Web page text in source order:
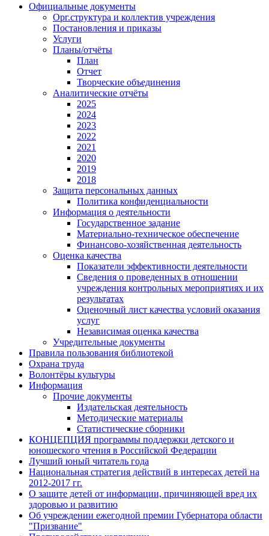
Официальные документы
Орг.структура и коллектив учреждения
Постановления и приказы
Услуги
Планы/отчёты
План
Отчет
Творческие объединения
Аналитические отчёты
2025
2024
2023
2022
2021
2020
2019
2018
Защита персональных данных
Политика конфиденциальности
Информация о деятельности
Государственное задание
Материально-техническое обеспечение
Финансово-хозяйственная деятельность
Оценка качества
Показатели эффективности деятельности
Сведения о проведенных в отношении
учреждения контрольных мероприятиях и их
результатах
Оценочный лист качества условий оказания
услуг
Независимая оценка качества
Учредительные документы
Правила пользования библиотекой
Охрана труда
Волонтёры культуры
Информация
Прочие документы
Издательская деятельность
Методические материалы
Статистические сборники
КОНЦЕПЦИЯ программы поддержки детского и
юношеского чтения в Российской Федерации
Лучший юный читатель года
Национальная стратегия действий в интересах детей на
2012-2017 гг.
О защите детей от информации, причиняющей вред их
здоровью и развитию
Об учреждении ежегодной премии Губернатора области
"Призвание"